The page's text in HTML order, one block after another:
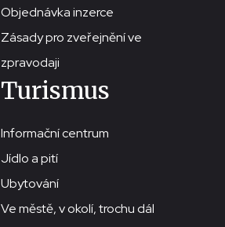
Objednávka inzerce
Zásady pro zveřejnění ve
zpravodaji
Turismus
Informační centrum
Jídlo a pití
Ubytování
Ve městě, v okolí, trochu dál